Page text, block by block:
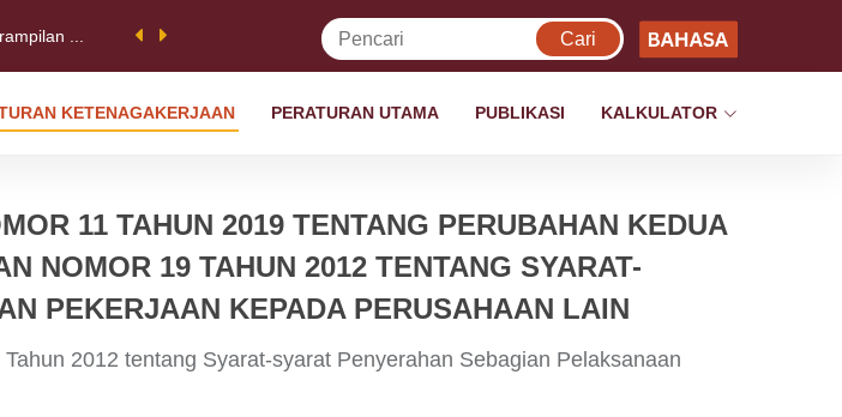
...
KETENAGAKERJAAN PERATURAN UTAMA PUBLIKASI KALKULATOR
11 TAHUN 2019 TENTANG PERUBAHAN KEDUA
NOMOR 19 TAHUN 2012 TENTANG SYARAT-
PEKERJAAN KEPADA PERUSAHAAN LAIN
2012 tentang Syarat-syarat Penyerahan Sebagian Pelaksanaan